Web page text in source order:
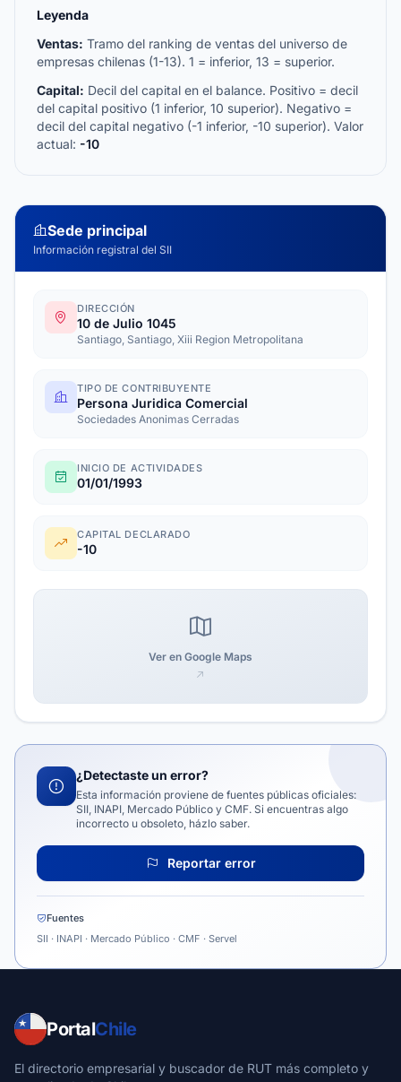
Leyenda
Ventas: Tramo del ranking de ventas del universo de
empresas chilenas (1-13). 1 = inferior, 13 = superior.
Capital: Decil del capital en el balance. Positivo = decil
del capital positivo (1 inferior, 10 superior). Negativo =
decil del capital negativo (-1 inferior, -10 superior). Valor
actual: -10
Sede principal
Información registral del SII
DIRECCIÓN
10 de Julio 1045
Santiago, Santiago, Xiii Region Metropolitana
TIPO DE CONTRIBUYENTE
Persona Juridica Comercial
Sociedades Anonimas Cerradas
INICIO DE ACTIVIDADES
01/01/1993
CAPITAL DECLARADO
-10
Ver en Google Maps
¿Detectaste un error?
Esta información proviene de fuentes públicas oficiales:
SII, INAPI, Mercado Público y CMF. Si encuentras algo
incorrecto u obsoleto, házlo saber.
Reportar error
Fuentes
SII · INAPI · Mercado Público · CMF · Servel
PortalChile
El directorio empresarial y buscador de RUT más completo y